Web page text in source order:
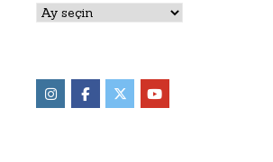
Arşivler